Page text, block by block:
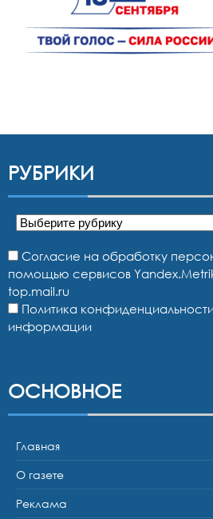
РУБРИКИ
Рубрики
Согласие на обработку
помощью сервисов
top.mail.ru
Политика
информации
ОСНОВНОЕ
Главная
О газете
Реклама